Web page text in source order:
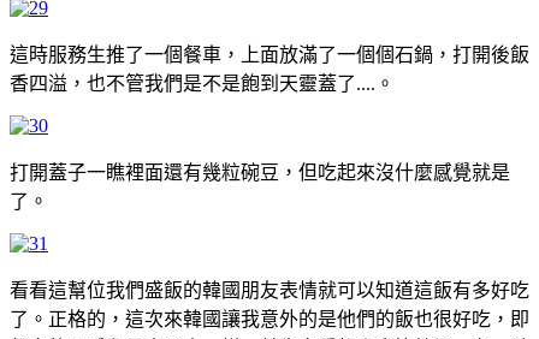
這時服務生推了一個餐車，上面放滿了一個個石鍋，打開後飯
香四溢，也不管我們是不是飽到天靈蓋了....。
打開蓋子一瞧裡面還有幾粒碗豆，但吃起來沒什麼感覺就是
了。
看看這幫位我們盛飯的韓國朋友表情就可以知道這飯有多好吃
了。正格的，這次來韓國讓我意外的是他們的飯也很好吃，即